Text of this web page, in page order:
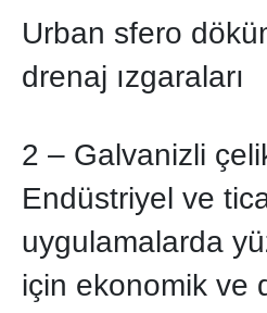
Urban sfero
drenaj ızgaraları
2 – Galvanizli
Endüstriyel ve
uygulamalarda
için ekonomik ve